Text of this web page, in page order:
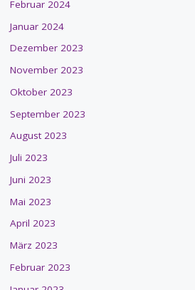
Februar 2024
Januar 2024
Dezember 2023
November 2023
Oktober 2023
September 2023
August 2023
Juli 2023
Juni 2023
Mai 2023
April 2023
März 2023
Februar 2023